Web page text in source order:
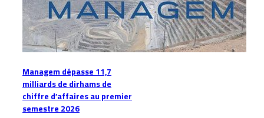
Managem dépasse 11,7
milliards de dirhams de
chiffre d’affaires au premier
semestre 2026